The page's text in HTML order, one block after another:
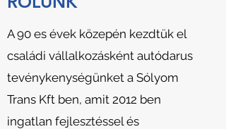
A 90 es évek közepén kezdtük el
családi vállalkozásként autódarus
tevénykenységünket a Sólyom
Trans Kft ben, amit 2012 ben
ingatlan fejlesztéssel és